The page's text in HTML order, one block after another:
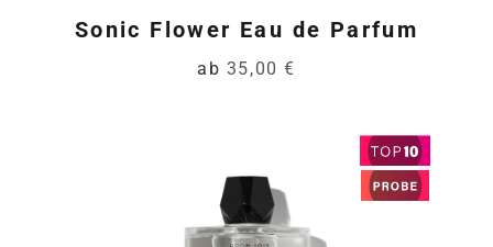
Sonic Flower Eau de Parfum
ab 35,00 €